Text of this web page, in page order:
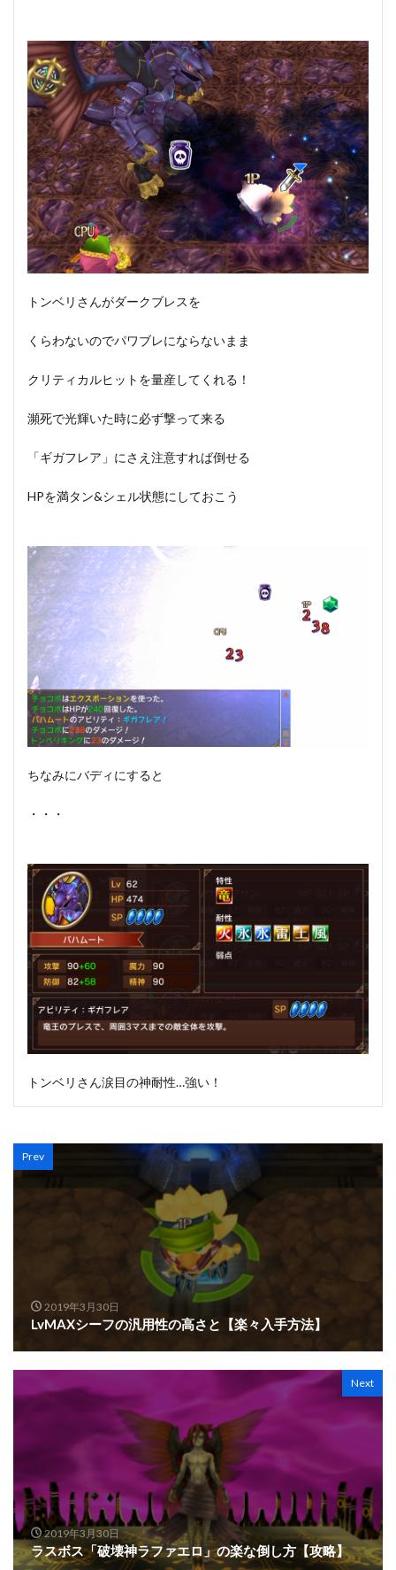
トンベリさんがダークブレスを
くらわないのでパワブレにならないまま
クリティカルヒットを量産してくれる！
瀕死で光輝いた時に必ず撃って来る
「ギガフレア」にさえ注意すれば倒せる
HPを満タン&シェル状態にしておこう
ちなみにバディにすると
・・・
トンベリさん涙目の神耐性…強い！
Prev
2019年3月30日
LvMAXシーフの汎用性の高さと【楽々入手方法】
Next
2019年3月30日
ラスボス「破壊神ラファエロ」の楽な倒し方【攻略】